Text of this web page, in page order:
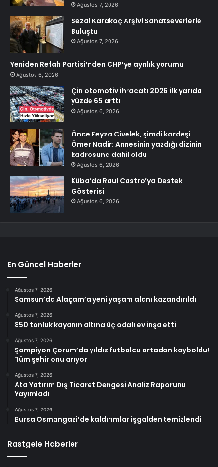
Ağustos 7, 2026
Sezai Karakoç Arşivi Sanatseverlerle
Buluştu
Ağustos 7, 2026
Yeniden Refah Partisi’nden CHP’ye ayrılık yorumu
Ağustos 6, 2026
Çin otomotiv ihracatı 2026 ilk yarıda
yüzde 65 arttı
Ağustos 6, 2026
Önce Feyza Civelek, şimdi kardeşi
Ömer Nadir: Annesinin yazdığı dizinin
kadrosuna dahil oldu
Ağustos 6, 2026
Küba’da Raul Castro’ya Destek
Gösterisi
Ağustos 6, 2026
En Güncel Haberler
Ağustos 7, 2026
Samsun’da Alaçam’a yeni yaşam alanı kazandırıldı
Ağustos 7, 2026
850 tonluk kayanın altına üç odalı ev inşa etti
Ağustos 7, 2026
Şampiyon Çorum’da yıldız futbolcu ortadan kayboldu!
Tüm şehir onu arıyor
Ağustos 7, 2026
Ata Yatırım Dış Ticaret Dengesi Analiz Raporunu
Yayımladı
Ağustos 7, 2026
Bursa Osmangazi’de kaldırımlar işgalden temizlendi
Rastgele Haberler